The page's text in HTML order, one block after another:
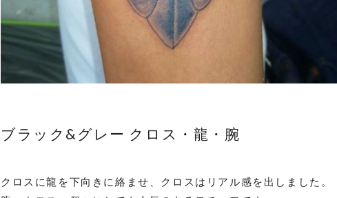
ブラック&グレー クロス・龍・腕
クロスに龍を下向きに絡ませ、クロスはリアル感を出しました。